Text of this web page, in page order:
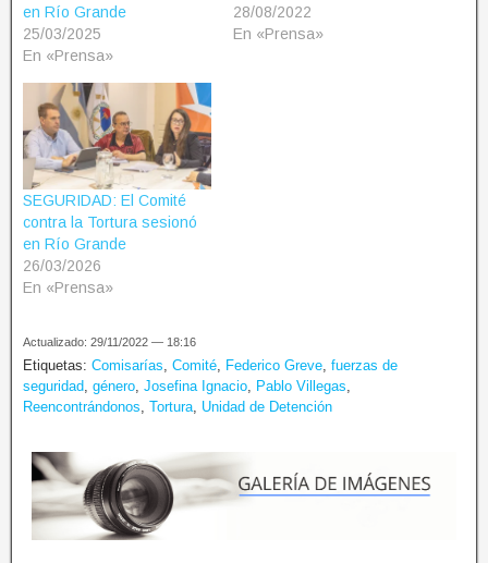
en Río Grande
25/03/2025
En «Prensa»
28/08/2022
En «Prensa»
SEGURIDAD: El Comité
contra la Tortura sesionó
en Río Grande
26/03/2026
En «Prensa»
Actualizado: 29/11/2022 — 18:16
Etiquetas: Comisarías, Comité, Federico Greve, fuerzas de
seguridad, género, Josefina Ignacio, Pablo Villegas,
Reencontrándonos, Tortura, Unidad de Detención